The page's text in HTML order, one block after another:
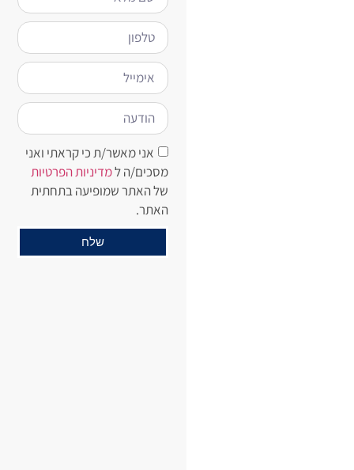
אני מאשר/ת כי קראתי ואני
מסכים/ה למדיניות הפרטיות
של האתר שמופיעה בתחתית
האתר.
שלח